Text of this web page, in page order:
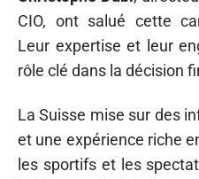
CIO, ont salué cette
Leur expertise et leur
rôle clé dans la décision
La Suisse mise sur des
et une expérience riche
les sportifs et les